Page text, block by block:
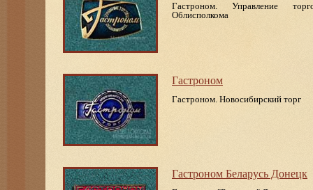
Гастроном. Управление
Облисполкома
Гастроном
Гастроном. Новосибирский торг
Гастроном Беларусь Донецк